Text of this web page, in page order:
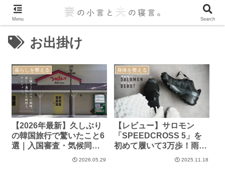
お出掛け
暮らしを整える
【2026年最新】久しぶり
の韓国旅行で驚いたこと6
選｜入国審査・気候同行
カード・モバイルバッテ
2026.05.29
身体を整える
【レビュー】サロモン
「SPEEDCROSS 5」を
初めて履いて3万歩！雨で
も滑らず感動した履き心
2025.11.18
Menu Search